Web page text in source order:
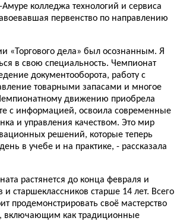
колледжа технологий и сервиса
первенство по направлению
«Торгового дела» был осознанным. Я
в свою специальность. Чемпионат
документооборота, работу с
товарными запасами и многое
движению приобрела
с информацией, освоила современные
и управления качеством. Это мир
решений, которые теперь
в учебе и на практике, - рассказала
растянется до конца февраля и
и старшеклассников старше 14 лет. Всего
продемонстрировать своё мастерство
включающим как традиционные